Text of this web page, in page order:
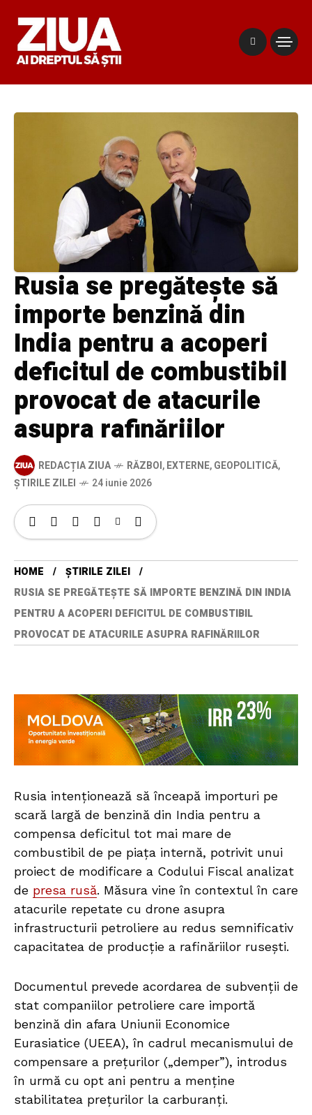
Rusia se pregătește să
importe benzină din
India pentru a acoperi
deficitul de combustibil
provocat de atacurile
asupra rafinăriilor
REDACȚIA ZIUA RĂZBOI,EXTERNE,GEOPOLITICĂ,
ȘTIRILE ZILEI
24 iunie 2026
HOME
ȘTIRILE ZILEI
RUSIA SE PREGĂTEȘTE SĂ IMPORTE BENZINĂ DIN INDIA
PENTRU A ACOPERI DEFICITUL DE COMBUSTIBIL
PROVOCAT DE ATACURILE ASUPRA RAFINĂRIILOR
Rusia intenționează să înceapă importuri pe
scară largă de benzină din India pentru a
compensa deficitul tot mai mare de
combustibil de pe piața internă, potrivit unui
proiect de modificare a Codului Fiscal analizat
de presa rusă. Măsura vine în contextul în care
atacurile repetate cu drone asupra
infrastructurii petroliere au redus semnificativ
capacitatea de producție a rafinăriilor rusești.
Documentul prevede acordarea de subvenții de
stat companiilor petroliere care importă
benzină din afara Uniunii Economice
Eurasiatice (UEEA), în cadrul mecanismului de
compensare a prețurilor („demper”), introdus
în urmă cu opt ani pentru a menține
stabilitatea prețurilor la carburanți.